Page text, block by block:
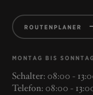
ROUTENPLANER
MONTAG BIS
Schalter: 08:00 -
Telefon: 08:00 -